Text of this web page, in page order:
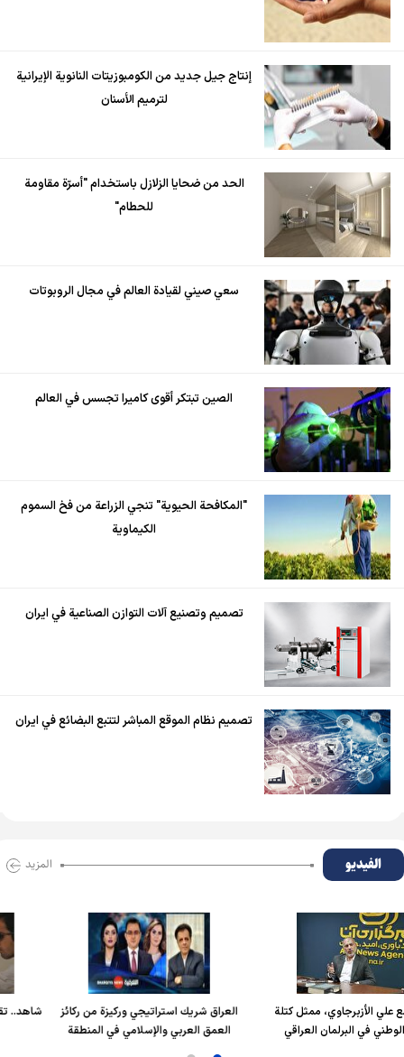
إنتاج جيل جديد من الكومبوزيتات النانوية الإيرانية
لترميم الأسنان
الحد من ضحايا الزلازل باستخدام "أسرّة مقاومة
للحطام"
سعي صيني لقيادة العالم في مجال الروبوتات
الصين تبتكر أقوى كاميرا تجسس في العالم
"المكافحة الحيوية" تنجي الزراعة من فخ السموم
الكيماوية
تصميم وتصنيع آلات التوازن الصناعية في ايران
تصميم نظام الموقع المباشر لتتبع البضائع في ايران
الفیدیو المزید
ممثل كتلة
العراقي
العراق شريك استراتيجي وركيزة من ركائز
العمق العربي والإسلامي في المنطقة
شاهد.. تقليل